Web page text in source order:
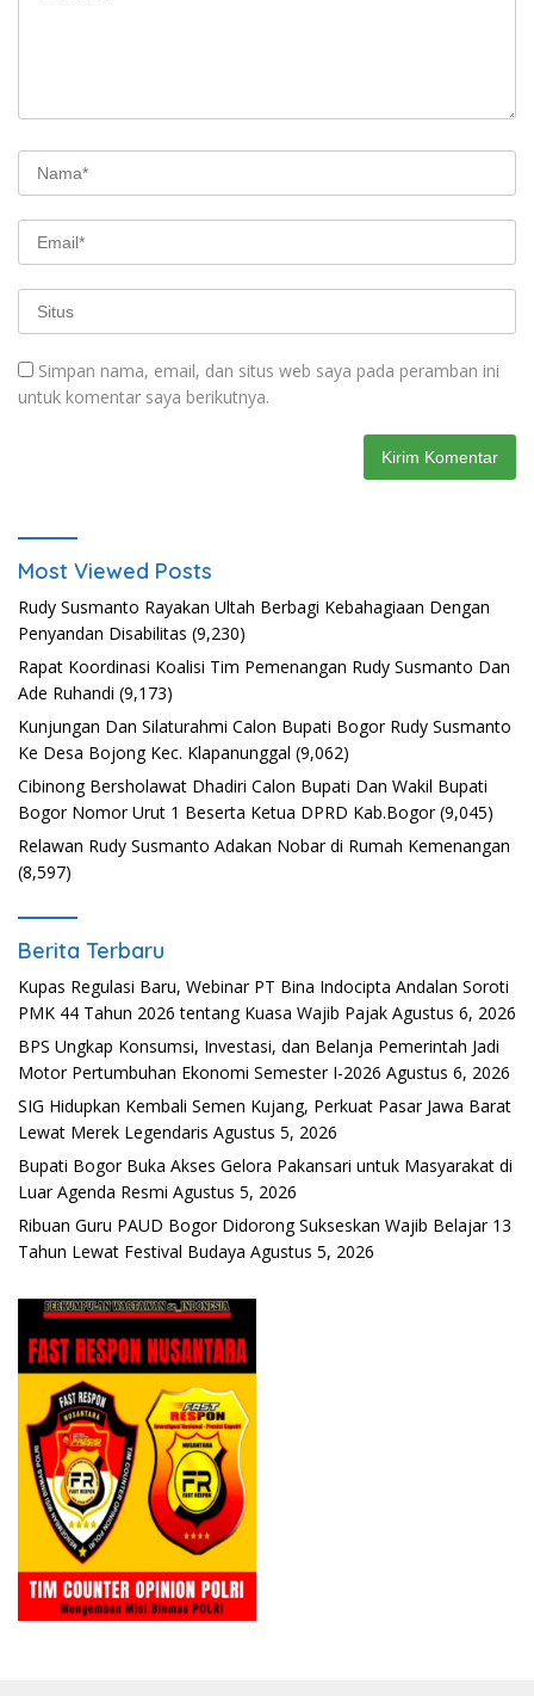
Simpan nama, email, dan situs web saya pada peramban ini
untuk komentar saya berikutnya.
Most Viewed Posts
Rudy Susmanto Rayakan Ultah Berbagi Kebahagiaan Dengan
Penyandan Disabilitas (9,230)
Rapat Koordinasi Koalisi Tim Pemenangan Rudy Susmanto Dan
Ade Ruhandi (9,173)
Kunjungan Dan Silaturahmi Calon Bupati Bogor Rudy Susmanto
Ke Desa Bojong Kec. Klapanunggal (9,062)
Cibinong Bersholawat Dhadiri Calon Bupati Dan Wakil Bupati
Bogor Nomor Urut 1 Beserta Ketua DPRD Kab.Bogor (9,045)
Relawan Rudy Susmanto Adakan Nobar di Rumah Kemenangan
(8,597)
Berita Terbaru
Kupas Regulasi Baru, Webinar PT Bina Indocipta Andalan Soroti
PMK 44 Tahun 2026 tentang Kuasa Wajib Pajak Agustus 6, 2026
BPS Ungkap Konsumsi, Investasi, dan Belanja Pemerintah Jadi
Motor Pertumbuhan Ekonomi Semester I-2026 Agustus 6, 2026
SIG Hidupkan Kembali Semen Kujang, Perkuat Pasar Jawa Barat
Lewat Merek Legendaris Agustus 5, 2026
Bupati Bogor Buka Akses Gelora Pakansari untuk Masyarakat di
Luar Agenda Resmi Agustus 5, 2026
Ribuan Guru PAUD Bogor Didorong Sukseskan Wajib Belajar 13
Tahun Lewat Festival Budaya Agustus 5, 2026